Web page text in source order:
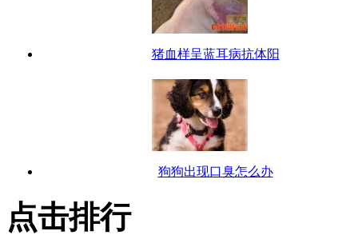
猪血样呈蓝耳病抗体阳
狗狗出现口臭怎么办
点击排行